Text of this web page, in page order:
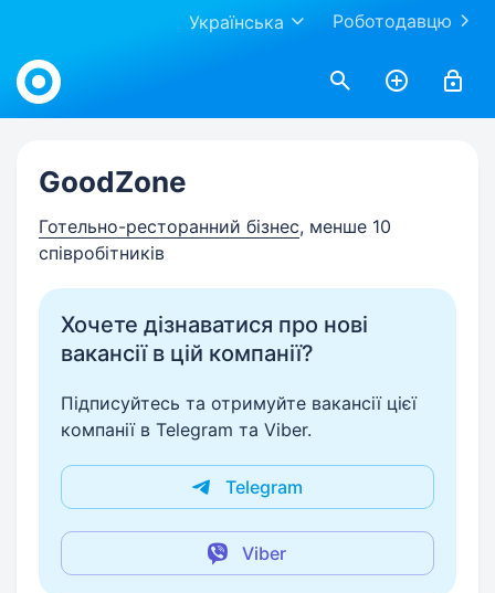
Роботодавцю
Українська
Work.ua
GoodZone
Готельно-ресторанний бізнес, менше 10
співробітників
Хочете дізнаватися про нові
вакансії в цій компанії?
Підписуйтесь та отримуйте вакансії цієї
компанії в Telegram та Viber.
Telegram
Viber